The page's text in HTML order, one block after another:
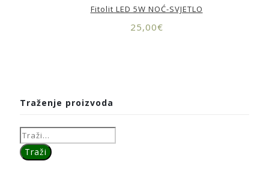
Fitolit LED 5W NOĆ-SVJETLO
25,00€
Traženje proizvoda